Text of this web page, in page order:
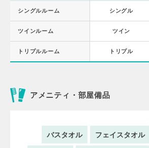
シングルルーム シングル
ツインルーム ツイン
トリプルルーム トリプル
アメニティ・部屋備品
バスタオル フェイスタオル